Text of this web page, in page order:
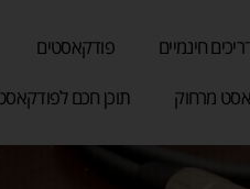
חינמיים פודקאסטים
מרחוק תוכן חכם